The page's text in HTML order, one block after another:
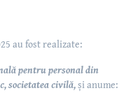
au fost realizate:
pentru personal din
societatea civilă,și anume: